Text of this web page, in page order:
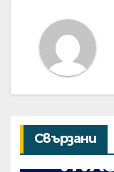
Свързани